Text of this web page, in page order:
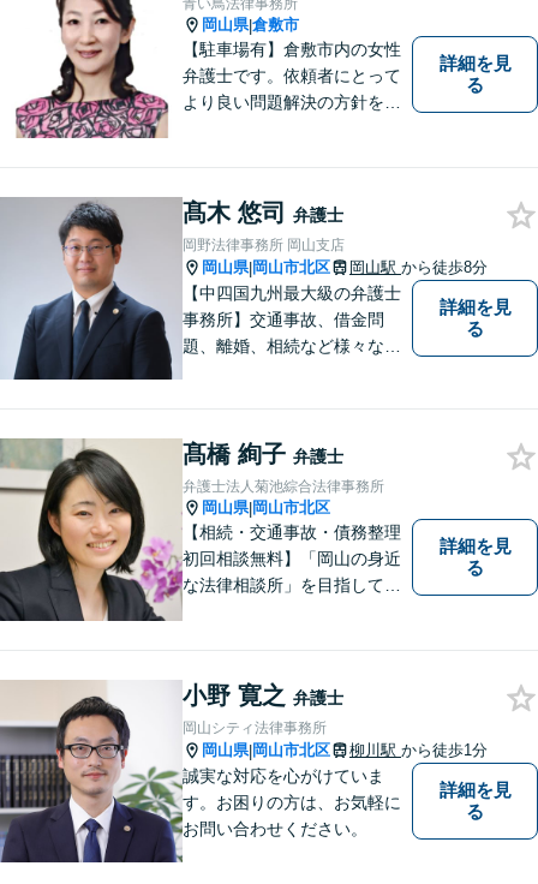
い。【土曜日も受付可能】
【専用駐車場あり】
青い鳥法律事務所
岡山県|倉敷市
【駐車場有】倉敷市内の女性
弁護士です。依頼者にとって
より良い問題解決の方針を示
ご相談が納得のいく解決への
第一歩です。お一人で悩まず
に、お気軽にご相談くださ
い。
詳細を見
る
髙木 悠司 弁護士
岡野法律事務所 岡山支店
岡山県|岡山市北区 岡山駅 から徒歩8分
【中四国九州最大級の弁護士
事務所】交通事故、借金問
題、離婚、相続など様々な問
い！
詳細を見
る
髙橋 絢子 弁護士
弁護士法人菊池綜合法律事務所
岡山県|岡山市北区
【相続・交通事故・債務整理
初回相談無料】「岡山の身近
な法律相談所」を目指してい
んなささいなことでも構いま
せん。お気軽にご相談くださ
い。【土曜日も受付可能】
【専用駐車場あり】
詳細を見
る
小野 寛之 弁護士
岡山シティ法律事務所
岡山県|岡山市北区 柳川駅 から徒歩1分
誠実な対応を心がけていま
す。お困りの方は、お気軽に
お問い合わせください。
詳細を見
る